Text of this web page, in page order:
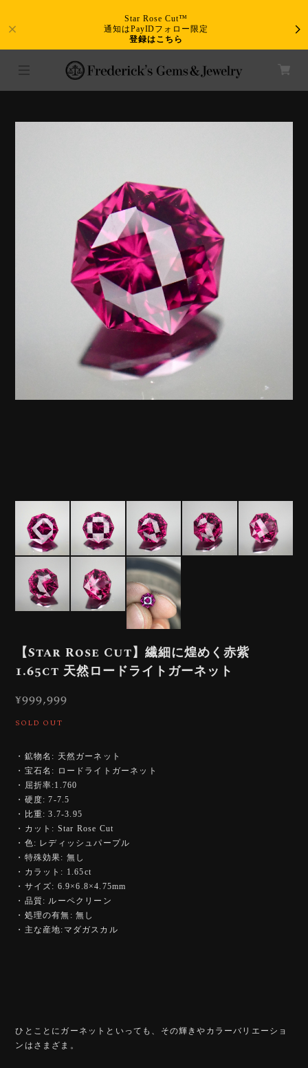
Star Rose Cut™
通知はPayIDフォロー限定
登録はこちら
【Star Rose Cut】繊細に煌めく赤紫
1.65ct 天然ロードライトガーネット
¥999,999
SOLD OUT
・鉱物名: 天然ガーネット
・宝石名: ロードライトガーネット
・屈折率:1.760
・硬度: 7-7.5
・比重: 3.7-3.95
・カット: Star Rose Cut
・色: レディッシュパープル
・特殊効果: 無し
・カラット: 1.65ct
・サイズ: 6.9×6.8×4.75mm
・品質: ルーペクリーン
・処理の有無: 無し
・主な産地:マダガスカル
ひとことにガーネットといっても、その輝きやカラーバリエーショ
ンはさまざま。